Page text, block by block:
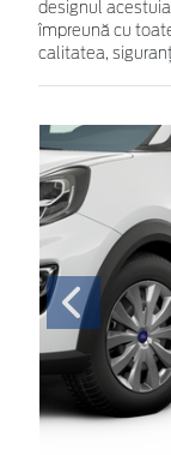
designul
împreună cu
calitatea,